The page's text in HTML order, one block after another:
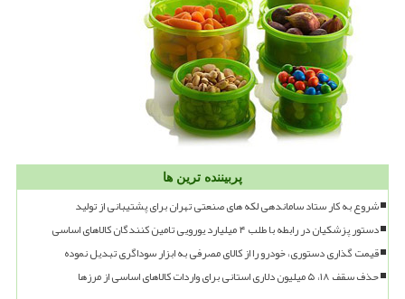
پربیننده ترین ها
شروع به کار ستاد ساماندهی لکه های صنعتی تهران برای پشتیبانی از تولید
دستور پزشکیان در رابطه با طلب ۴ میلیارد یورویی تامین کنندگان کالاهای اساسی
قیمت گذاری دستوری، خودرو را از کالای مصرفی به ابزار سوداگری تبدیل نموده
حذف سقف ۱۸، ۵ میلیون دلاری استانی برای واردات کالاهای اساسی از مرزها